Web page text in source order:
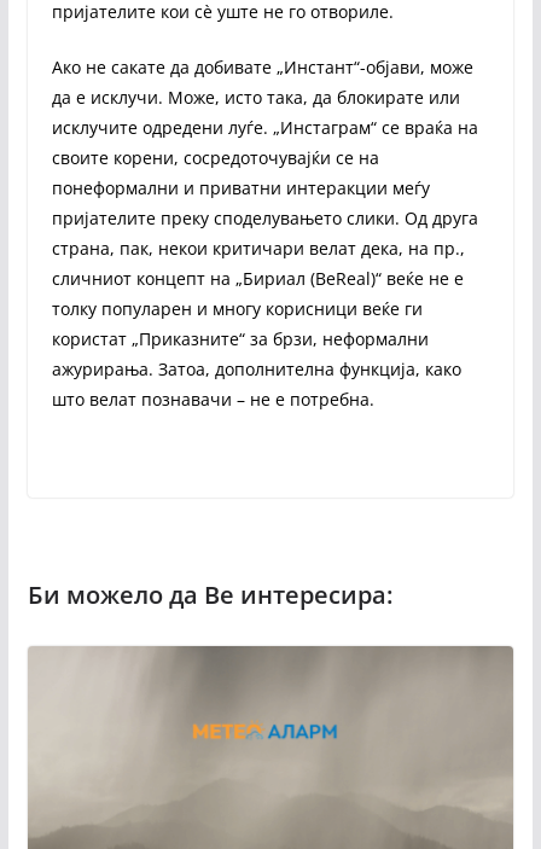
пријателите кои сè уште не го отвориле.
Ако не сакате да добивате „Инстант“-објави, може
да е исклучи. Може, исто така, да блокирате или
исклучите одредени луѓе. „Инстаграм“ се враќа на
своите корени, сосредоточувајќи се на
понеформални и приватни интеракции меѓу
пријателите преку споделувањето слики. Од друга
страна, пак, некои критичари велат дека, на пр.,
сличниот концепт на „Бириал (BeReal)“ веќе не е
толку популарен и многу корисници веќе ги
користат „Приказните“ за брзи, неформални
ажурирања. Затоа, дополнителна функција, како
што велат познавачи – не е потребна.